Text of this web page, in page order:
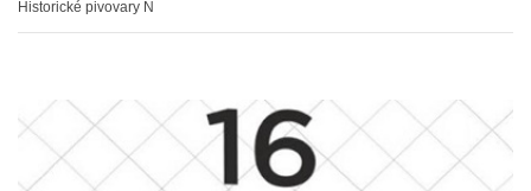
Historické pivovary N